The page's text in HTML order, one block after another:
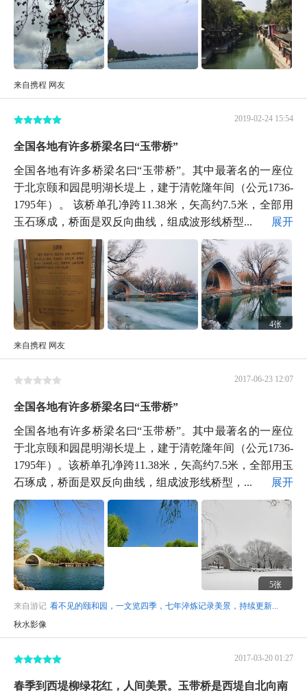
来自携程 网友
2019-02-24 15:54
全国各地有许多桥梁名曰“玉带桥”
全国各地有许多桥梁名曰“玉带桥”。其中最著名的一座位
于北京颐和园昆明湖长堤上，建于清乾隆年间（公元1736-
1795年）。 该桥单孔净跨11.38米，矢高约7.5米，全部用
玉石琢成，桥面是双反向曲线，组成波形线桥型...
展开
4张
来自携程 网友
2017-06-23 12:07
全国各地有许多桥梁名曰“玉带桥”
全国各地有许多桥梁名曰“玉带桥”。其中最著名的一座位
于北京颐和园昆明湖长堤上，建于清乾隆年间（公元1736-
1795年）。该桥单孔净跨11.38米，矢高约7.5米，全部用玉
石琢成，桥面是双反向曲线，组成波形线桥型，...
展开
5张
来自游记 看不见的颐和园，一文览四季，七年淬炼记录美景，持续更新...
秋水影像
2017-03-20 01:27
春季到西堤柳绿花红，人间美景。玉带桥是西堤自北向南